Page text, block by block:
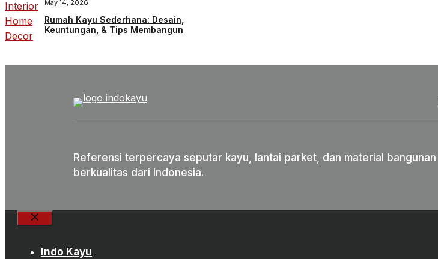
May 14, 2026
Rumah Kayu Sederhana: Desain,
Keuntungan, & Tips Membangun
Referensi terpercaya seputar kayu, lantai parket, dan material bangunan
berkualitas dari Indonesia.
Indo Kayu